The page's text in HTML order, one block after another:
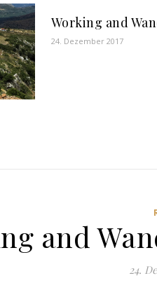
Working and
24. Dezember 2017
and
24.